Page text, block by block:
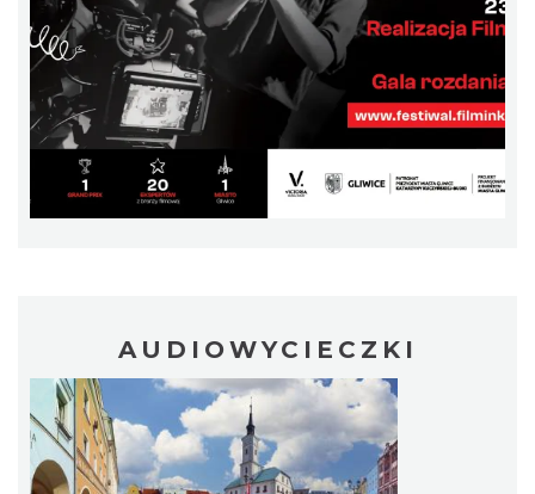
Myslovitz - Sentymentalny powrót do lat
Katowice
22.78 km
LORD OF THE DANCE - 30th Anniversary
Tour
AUDIOWYCIECZKI